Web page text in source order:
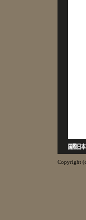
Copyright